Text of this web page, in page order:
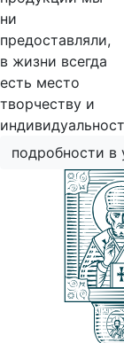
ни
предоставляли,
в жизни всегда
есть место
творчеству и
подробности в